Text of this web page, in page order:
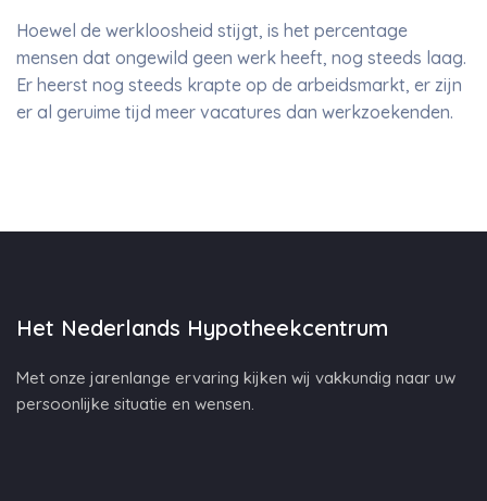
Hoewel de werkloosheid stijgt, is het percentage
mensen dat ongewild geen werk heeft, nog steeds laag.
Er heerst nog steeds krapte op de arbeidsmarkt, er zijn
er al geruime tijd meer vacatures dan werkzoekenden.
Het Nederlands Hypotheekcentrum
Met onze jarenlange ervaring kijken wij vakkundig naar uw
persoonlijke situatie en wensen.